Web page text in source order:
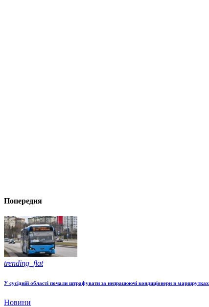
Попередня
trending_flat
У сусідній області почали штрафувати за непрацюючі кондиціонери в маршрутках
Новини